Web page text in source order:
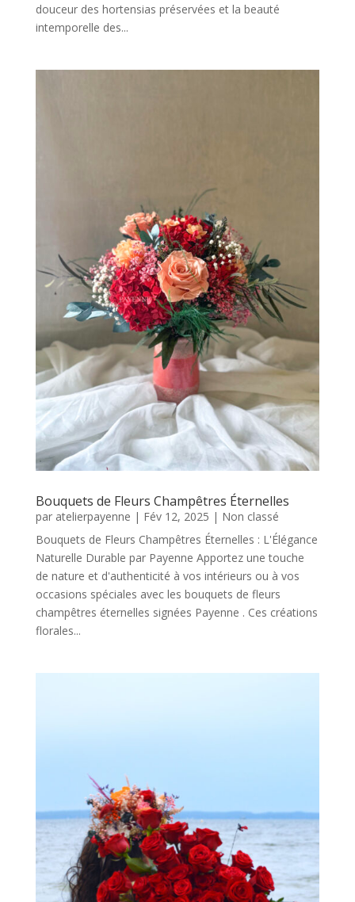
douceur des hortensias préservées et la beauté
intemporelle des...
Bouquets de Fleurs Champêtres Éternelles
par atelierpayenne | Fév 12, 2025 | Non classé
Bouquets de Fleurs Champêtres Éternelles : L'Élégance
Naturelle Durable par Payenne Apportez une touche
de nature et d'authenticité à vos intérieurs ou à vos
occasions spéciales avec les bouquets de fleurs
champêtres éternelles signées Payenne . Ces créations
florales...